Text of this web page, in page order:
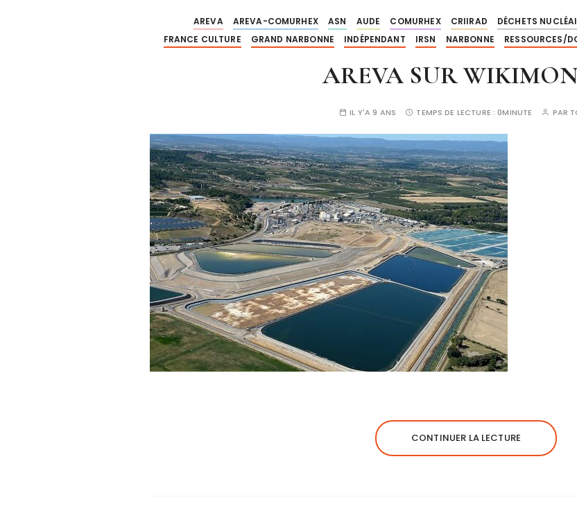
AREVA AREVA-COMURHEX ASN AUDE COMURHEX CRIIRAD DÉCHETS
FRANCE CULTURE
GRAND NARBONNE INDÉPENDANT IRSN NARBONNE RESSOURCES/
AREVA SUR
IL Y'A 9 ANS TEMPS DE LECTURE : 0MINUTE PAR
CONTINUER LA LECTURE